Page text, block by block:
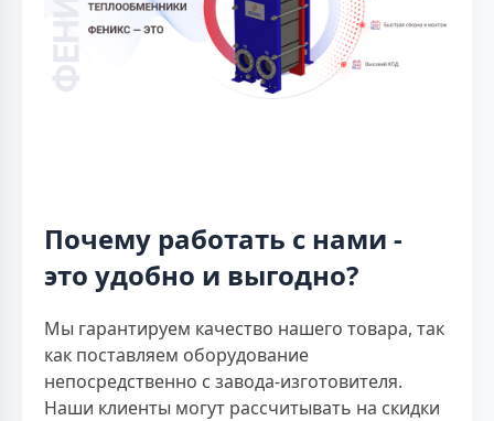
Почему работать с нами -
это удобно и выгодно?
Мы гарантируем качество нашего товара, так
как поставляем оборудование
непосредственно с завода-изготовителя.
Наши клиенты могут рассчитывать на скидки